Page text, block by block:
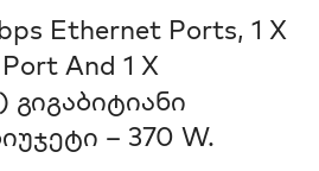
Ethernet Ports, 1 X
And 1 X
– 370 W.